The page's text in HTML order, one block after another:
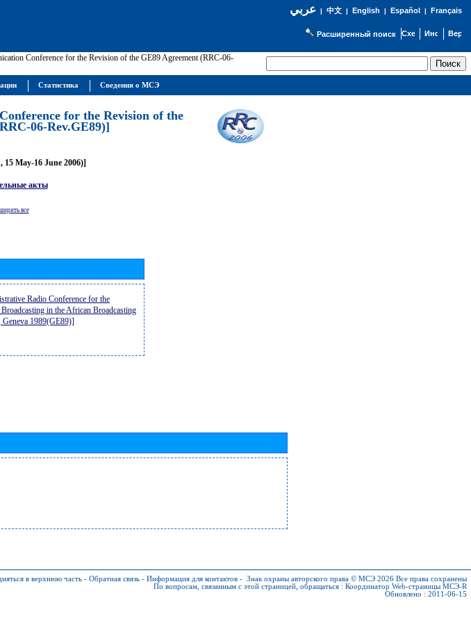
عربي| 中文| English | Español | Français
Расширенный поиск
Conference for the Revision of the GE89 Agreement (RRC-06-
for the Revision of the
06-Rev.GE89)]
15 May-16 June 2006)]
акты
все
Radio Conference for the
in the African Broadcasting
1989(GE89)]
в верхнюю часть - Обратная связь - Информация для контактов - Знак охраны авторского права © МСЭ 2026 Все права сохранены
По вопросам, связанным с этой страницей, обращаться : Координатор Web-страницы МСЭ-R
Обновлено : 2011-06-15
Статистика Сведения о МСЭ